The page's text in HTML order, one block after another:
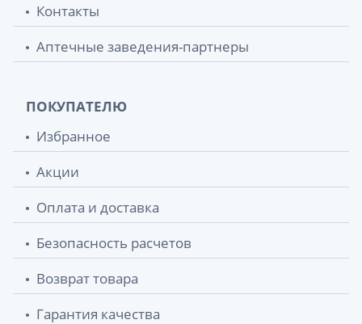
Контакты
Аптечные заведения-партнеры
ПОКУПАТЕЛЮ
Избранное
Акции
Оплата и доставка
Безопасность расчетов
Возврат товара
Гарантия качества